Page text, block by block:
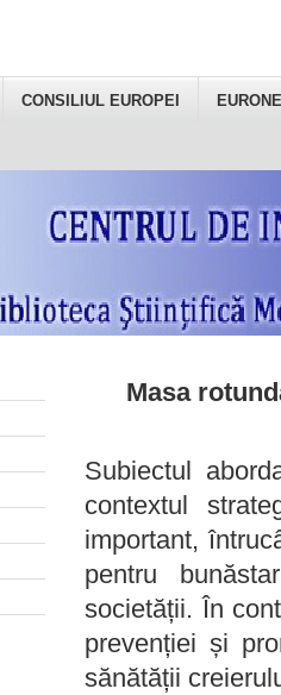
CONSILIUL EUROPEI
Masa
Subiectul
contextul
important,
pentru
societății. În
prevenției și
sănătății